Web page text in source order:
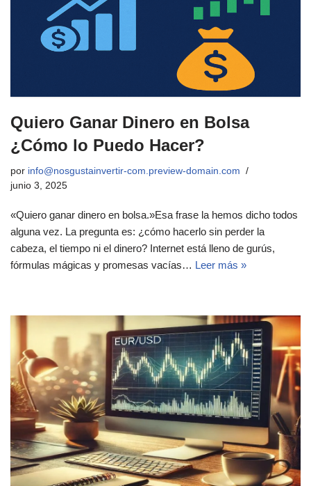
Quiero Ganar Dinero en Bolsa
¿Cómo lo Puedo Hacer?
por info@nosgustainvertir-com.preview-domain.com
junio 3, 2025
«Quiero ganar dinero en bolsa.»Esa frase la hemos dicho todos
alguna vez. La pregunta es: ¿cómo hacerlo sin perder la
cabeza, el tiempo ni el dinero? Internet está lleno de gurús,
fórmulas mágicas y promesas vacías… Leer más »